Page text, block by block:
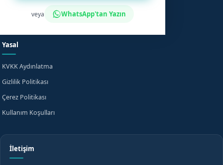
veya WhatsApp'tan Yazın
Fiyat Bilgisi
Evde Sünnet
Bilgi Merkezi
Yasal
KVKK Aydınlatma
Gizlilik Politikası
Çerez Politikası
Kullanım Koşulları
İletişim